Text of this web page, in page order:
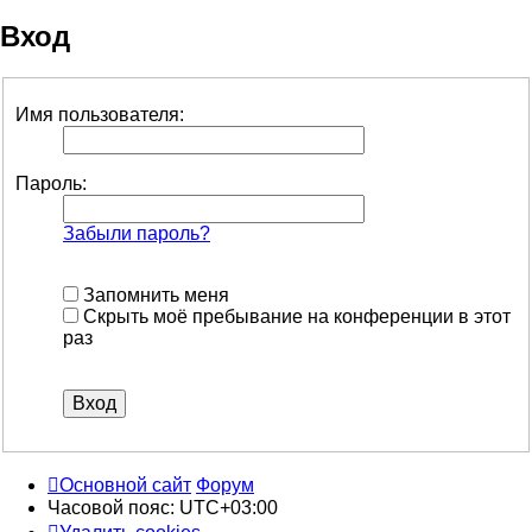
Вход
Имя пользователя:
Пароль:
Забыли пароль?
Запомнить меня
Скрыть моё пребывание на конференции в этот
раз
Основной сайт Форум
Часовой пояс: UTC+03:00